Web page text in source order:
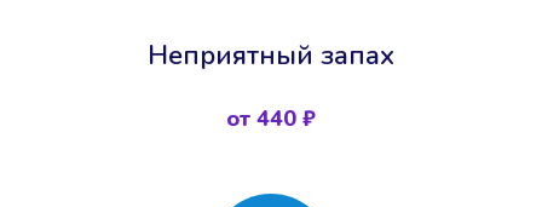
Неприятный запах
от 440 ₽